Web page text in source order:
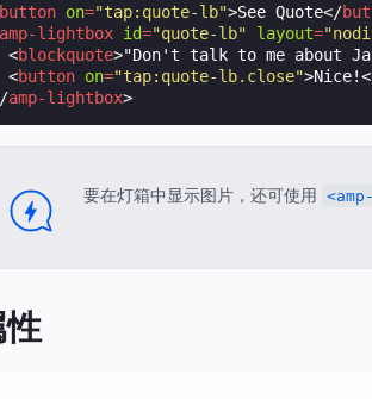
button on="tap:quote-lb">See Quote</
amp-lightbox id="quote-lb" layout=
<blockquote>"Don't talk to me about
<button on="tap:quote-lb.close">Nice!
amp-lightbox>
要在灯箱中显示图片，还可使用